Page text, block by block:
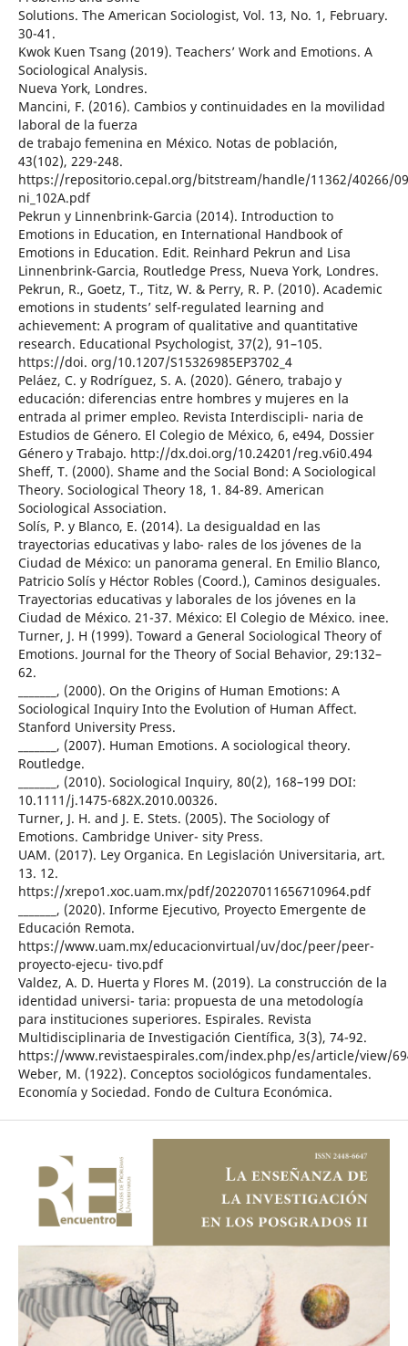
Solutions. The American Sociologist, Vol. 13, No. 1, February.
30-41.
Kwok Kuen Tsang (2019). Teachers’ Work and Emotions. A
Sociological Analysis.
Nueva York, Londres.
Mancini, F. (2016). Cambios y continuidades en la movilidad
laboral de la fuerza
de trabajo femenina en México. Notas de población,
43(102), 229-248.
https://repositorio.cepal.org/bitstream/handle/11362/40266/
ni_102A.pdf
Pekrun y Linnenbrink-Garcia (2014). Introduction to
Emotions in Education, en International Handbook of
Emotions in Education. Edit. Reinhard Pekrun and Lisa
Linnenbrink-Garcia, Routledge Press, Nueva York, Londres.
Pekrun, R., Goetz, T., Titz, W. & Perry, R. P. (2010). Academic
emotions in students’ self-regulated learning and
achievement: A program of qualitative and quantitative
research. Educational Psychologist, 37(2), 91–105.
https://doi. org/10.1207/S15326985EP3702_4
Peláez, C. y Rodríguez, S. A. (2020). Género, trabajo y
educación: diferencias entre hombres y mujeres en la
entrada al primer empleo. Revista Interdiscipli- naria de
Estudios de Género. El Colegio de México, 6, e494, Dossier
Género y Trabajo. http://dx.doi.org/10.24201/reg.v6i0.494
Sheff, T. (2000). Shame and the Social Bond: A Sociological
Theory. Sociological Theory 18, 1. 84-89. American
Sociological Association.
Solís, P. y Blanco, E. (2014). La desigualdad en las
trayectorias educativas y labo- rales de los jóvenes de la
Ciudad de México: un panorama general. En Emilio Blanco,
Patricio Solís y Héctor Robles (Coord.), Caminos desiguales.
Trayectorias educativas y laborales de los jóvenes en la
Ciudad de México. 21-37. México: El Colegio de México. inee.
Turner, J. H (1999). Toward a General Sociological Theory of
Emotions. Journal for the Theory of Social Behavior, 29:132–
62.
_______, (2000). On the Origins of Human Emotions: A
Sociological Inquiry Into the Evolution of Human Affect.
Stanford University Press.
_______, (2007). Human Emotions. A sociological theory.
Routledge.
_______, (2010). Sociological Inquiry, 80(2), 168–199 DOI:
10.1111/j.1475-682X.2010.00326.
Turner, J. H. and J. E. Stets. (2005). The Sociology of
Emotions. Cambridge Univer- sity Press.
UAM. (2017). Ley Organica. En Legislación Universitaria, art.
13. 12.
https://xrepo1.xoc.uam.mx/pdf/202207011656710964.pdf
_______, (2020). Informe Ejecutivo, Proyecto Emergente de
Educación Remota.
https://www.uam.mx/educacionvirtual/uv/doc/peer/peer-
proyecto-ejecu- tivo.pdf
Valdez, A. D. Huerta y Flores M. (2019). La construcción de la
identidad universi- taria: propuesta de una metodología
para instituciones superiores. Espirales. Revista
Multidisciplinaria de Investigación Científica, 3(3), 74-92.
https://www.revistaespirales.com/index.php/es/article/view/
Weber, M. (1922). Conceptos sociológicos fundamentales.
Economía y Sociedad. Fondo de Cultura Económica.